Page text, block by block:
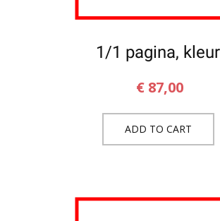
1/1 pagina, kleur
€87,00
ADD TO CART